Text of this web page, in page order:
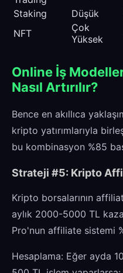
Staking
Düşük
NFT
Çok
Yüksek
Online İş
Nasıl Artırılır?
Bence en akıllıca
kripto yatırımlarıyla
bu kombinasyon %85
Strateji #5: Kripto
Kripto borsalarının
aylık 2000-5000 TL
Pro'nun affiliate sistemi
Hesaplama: Eğer ayda